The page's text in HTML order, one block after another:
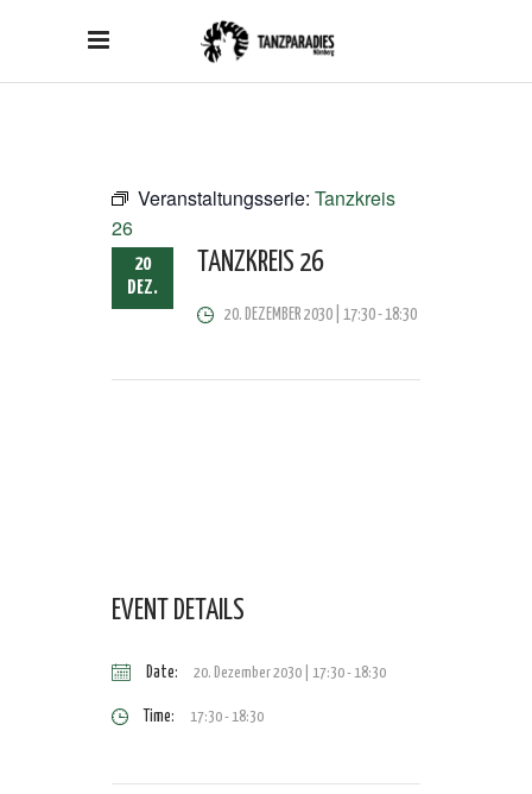
Veranstaltungsserie: Tanzkreis
26
20
DEZ.
TANZKREIS 26
20. DEZEMBER 2030 | 17:30-18:30
EVENT DETAILS
Date: 20. Dezember 2030 | 17:30-18:30
Time: 17:30 - 18:30